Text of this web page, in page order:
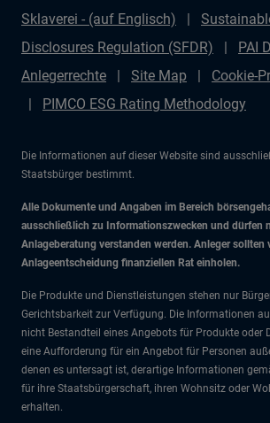
Sklaverei - (auf Englisch)
Disclosures Regulation (SFDR)
PAI
Anlegerrechte
Site Map
Cookie-
PIMCO ESG Rating Methodology
Die Informationen auf dieser Website sind
Staatsbürger bestimmt.
Alle Dokumente und Angaben im Bereich
ausschließlich zu Informationszwecken und dürfen
Anlageberatung verstanden werden. Anleger sollten
Anlageentscheidung finanziellen Rat einholen.
Die Produkte und Dienstleistungen stehen nur
Gerichtsbarkeit zur Verfügung. Die Informationen
nicht Bestandteil eines Angebots für Produkte oder
eine Aufforderung für ein Angebot für Personen
denen es untersagt ist, derartige Informationen
für ihre Staatsbürgerschaft, ihren Wohnsitz oder
erhalten.